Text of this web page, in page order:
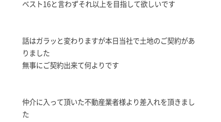
ベスト16と言わずそれ以上を目指して欲しいです
話はガラッと変わりますが本日当社で土地のご契約があ
りました
無事にご契約出来て何よりです
仲介に入って頂いた不動産業者様より差入れを頂きまし
た